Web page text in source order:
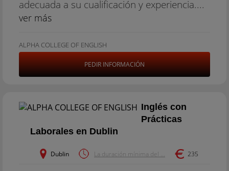
adecuada a su cualificación y experiencia....
ver más
ALPHA COLLEGE OF ENGLISH
PEDIR INFORMACIÓN
Inglés con
Prácticas
Laborales en Dublin
Dublin La duración mínima del ... 235